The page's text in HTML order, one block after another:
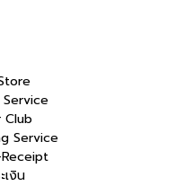
Club
Service
เงิน